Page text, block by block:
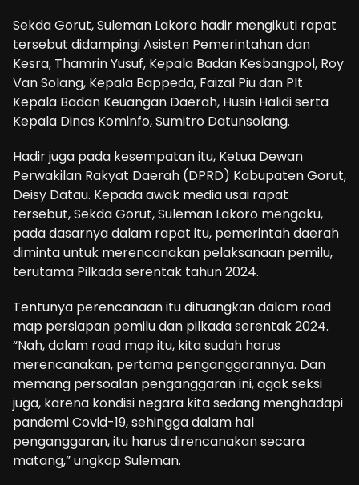
Sekda Gorut, Suleman Lakoro hadir mengikuti rapat
tersebut didampingi Asisten Pemerintahan dan
Kesra, Thamrin Yusuf, Kepala Badan Kesbangpol, Roy
Van Solang, Kepala Bappeda, Faizal Piu dan Plt
Kepala Badan Keuangan Daerah, Husin Halidi serta
Kepala Dinas Kominfo, Sumitro Datunsolang.
Hadir juga pada kesempatan itu, Ketua Dewan
Perwakilan Rakyat Daerah (DPRD) Kabupaten Gorut,
Deisy Datau. Kepada awak media usai rapat
tersebut, Sekda Gorut, Suleman Lakoro mengaku,
pada dasarnya dalam rapat itu, pemerintah daerah
diminta untuk merencanakan pelaksanaan pemilu,
terutama Pilkada serentak tahun 2024.
Tentunya perencanaan itu dituangkan dalam road
map persiapan pemilu dan pilkada serentak 2024.
“Nah, dalam road map itu, kita sudah harus
merencanakan, pertama penganggarannya. Dan
memang persoalan penganggaran ini, agak seksi
juga, karena kondisi negara kita sedang menghadapi
pandemi Covid-19, sehingga dalam hal
penganggaran, itu harus direncanakan secara
matang,” ungkap Suleman.